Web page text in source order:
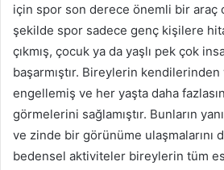
için spor son derece önemli bir araç
şekilde spor sadece genç kişilere
çıkmış, çocuk ya da yaşlı pek çok
başarmıştır. Bireylerin
engellemiş ve her yaşta daha
görmelerini sağlamıştır. Bunların
ve zinde bir görünüme ulaşmalarını
bedensel aktiviteler bireylerin tüm